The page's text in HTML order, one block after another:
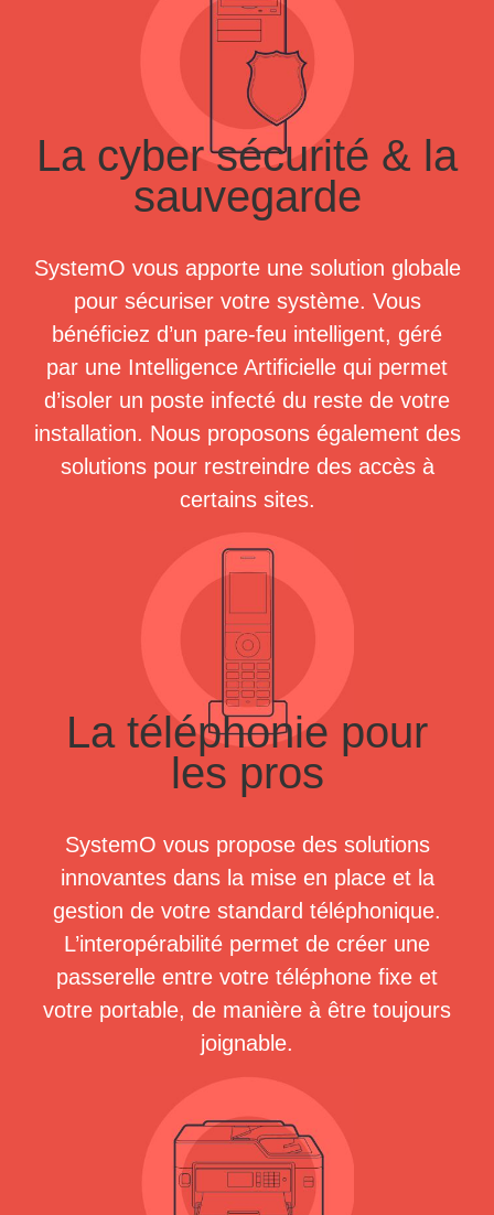
La cyber sécurité & la
sauvegarde
SystemO vous apporte une solution globale
pour sécuriser votre système. Vous
bénéficiez d’un pare-feu intelligent, géré
par une Intelligence Artificielle qui permet
d’isoler un poste infecté du reste de votre
installation. Nous proposons également des
solutions pour restreindre des accès à
certains sites.
La téléphonie pour
les pros
SystemO vous propose des solutions
innovantes dans la mise en place et la
gestion de votre standard téléphonique.
L’interopérabilité permet de créer une
passerelle entre votre téléphone fixe et
votre portable, de manière à être toujours
joignable.